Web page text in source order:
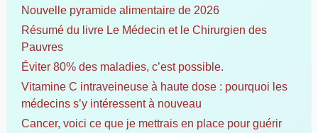
c
h
e
r
:
Nouvelle pyramide alimentaire de 2026
Résumé du livre Le Médecin et le Chirurgien des
Pauvres
Éviter 80% des maladies, c’est possible.
Vitamine C intraveineuse à haute dose : pourquoi les
médecins s’y intéressent à nouveau
Cancer, voici ce que je mettrais en place pour guérir